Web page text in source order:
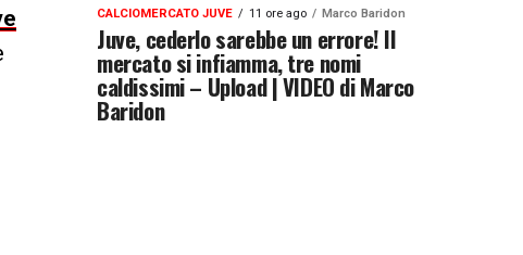
CALCIOMERCATO JUVE 11 ore ago Marco Baridon
Juve, cederlo sarebbe un errore! Il
mercato si infiamma, tre nomi
caldissimi – Upload | VIDEO di Marco
Baridon